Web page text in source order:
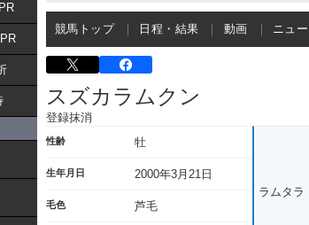
競馬トップ 日程・結果 動画 ニュ
スズカラムクン
登録抹消
性齢 牡
生年月日 2000年3月21日
毛色 芦毛
ラムタラ